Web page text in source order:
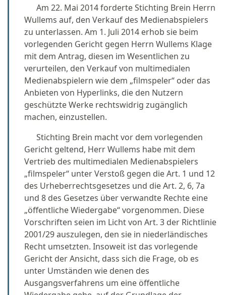
Am 22. Mai 2014 forderte Stichting Brein Herrn
Wullems auf, den Verkauf des Medienabspielers
zu unterlassen. Am 1. Juli 2014 erhob sie beim
vorlegenden Gericht gegen Herrn Wullems Klage
mit dem Antrag, diesen im Wesentlichen zu
verurteilen, den Verkauf von multimedialen
Medienabspielern wie dem „filmspeler“ oder das
Anbieten von Hyperlinks, die den Nutzern
geschützte Werke rechtswidrig zugänglich
machen, einzustellen.
Stichting Brein macht vor dem vorlegenden
Gericht geltend, Herr Wullems habe mit dem
Vertrieb des multimedialen Medienabspielers
„filmspeler“ unter Verstoß gegen die Art. 1 und 12
des Urheberrechtsgesetzes und die Art. 2, 6, 7a
und 8 des Gesetzes über verwandte Rechte eine
„öffentliche Wiedergabe“ vorgenommen. Diese
Vorschriften seien im Licht von Art. 3 der Richtlinie
2001/29 auszulegen, den sie in niederländisches
Recht umsetzten. Insoweit ist das vorlegende
Gericht der Ansicht, dass sich die Frage, ob es
unter Umständen wie denen des
Ausgangsverfahrens um eine öffentliche